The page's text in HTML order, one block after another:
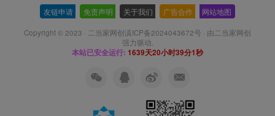
友链申请 免责声明 关于我们 广告合作 网站地图
Copyright © 2023 · 二当家网创滇ICP备2024043672号 · 由二当家网创
强力驱动.
本站已安全运行: 1639天20小时39分2秒